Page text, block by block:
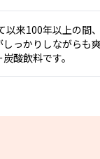
以来100年以上の間
しっかりしながらも
酸飲料です。